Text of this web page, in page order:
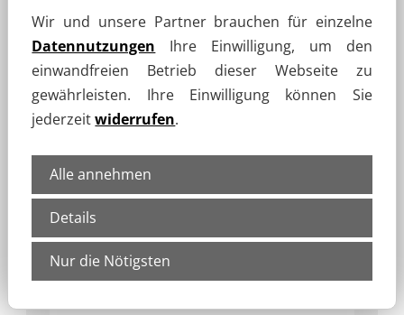
Route mit Google Maps planen
Anrede
Wir und unsere Partner brauchen für einzelne
Datennutzungen Ihre Einwilligung, um den
einwandfreien Betrieb dieser Webseite zu
gewährleisten. Ihre Einwilligung können Sie
jederzeitwiderrufen.
Alle annehmen
Details
Nur die Nötigsten